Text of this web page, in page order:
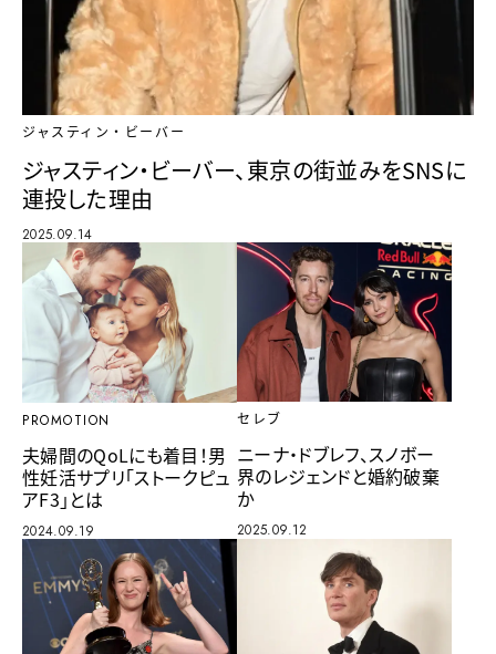
ジャスティン・ビーバー
ジャスティン・ビーバー、東京の街並みをSNSに
連投した理由
2025.09.14
PROMOTION
夫婦間のQoLにも着目！男
性妊活サプリ「ストークピュ
アF3」とは
2024.09.19
セレブ
ニーナ・ドブレフ、スノボー
界のレジェンドと婚約破棄
か
2025.09.12